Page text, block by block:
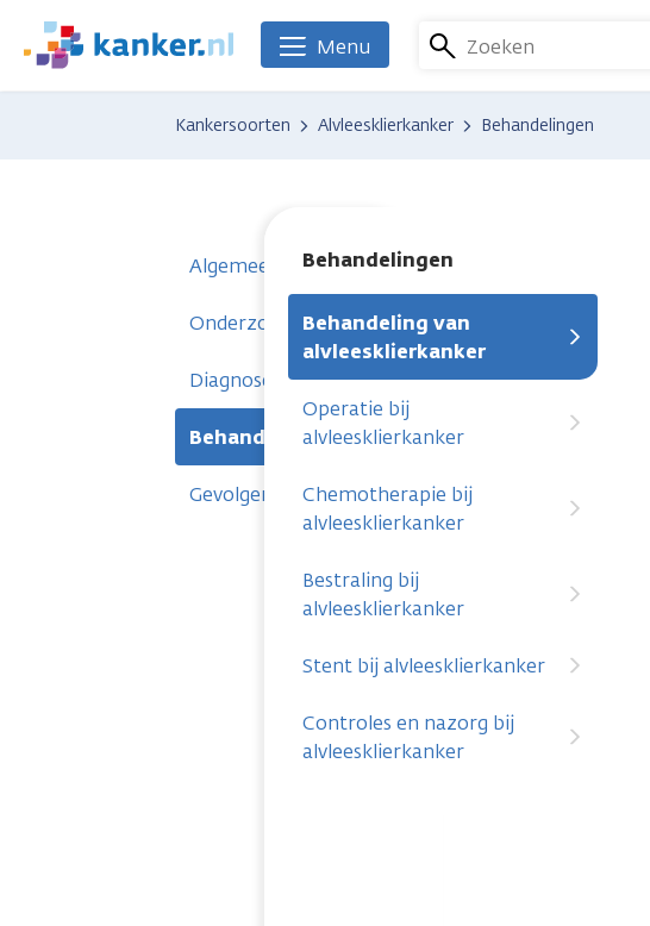
naar
We
zijn
Zoeken
Menu
Kankersoorten Alvleesklierkanker Behandelingen
Algemeen
Onderzoeken
Diagnose
Behandelingen
Behandelingen
Behandeling van
alvleesklierkanker
Operatie bij
alvleesklierkanker
Chemotherapie bij
alvleesklierkanker
Bestraling bij
alvleesklierkanker
Stent bij alvleesklierkanker
Controles en nazorg bij
alvleesklierkanker
Gevolgen